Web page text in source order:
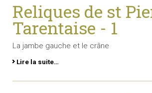
Reliques de st
Tarentaise - 1
La jambe gauche et le crâne
Lire la suite…